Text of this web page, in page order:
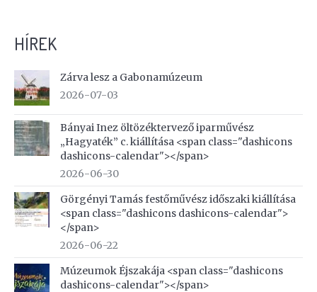
HÍREK
Zárva lesz a Gabonamúzeum
2026-07-03
Bányai Inez öltözéktervező iparművész
„Hagyaték” c. kiállítása <span class="dashicons
dashicons-calendar"></span>
2026-06-30
Görgényi Tamás festőművész időszaki kiállítása
<span class="dashicons dashicons-calendar">
</span>
2026-06-22
Múzeumok Éjszakája <span class="dashicons
dashicons-calendar"></span>